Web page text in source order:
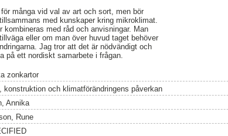
många vid val av art och sort, men bör
med kunskaper kring mikroklimat.
kombineras med råd och anvisningar. Man
eller om man över huvud taget behöver
Jag tror att det är nödvändigt och
på ett nordiskt samarbete i frågan.
zonkartor
konstruktion och klimatförändringens påverkan
Annika
Rune